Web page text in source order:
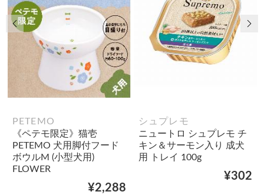
PETEMO
《ペテモ限定》猫壱
PETEMO 犬用脚付フード
ボウルM (小型犬用)
FLOWER
¥2,288
シュプレモ
ニュートロ シュプレモ チ
キン＆サーモン入り 成犬
用 トレイ 100g
¥302
前の画像 次